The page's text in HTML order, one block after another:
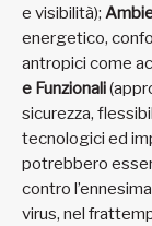
e visibilità);
energetico,
antropici come
e Funzionali
sicurezza,
tecnologici ed
potrebbero
contro
virus, nel